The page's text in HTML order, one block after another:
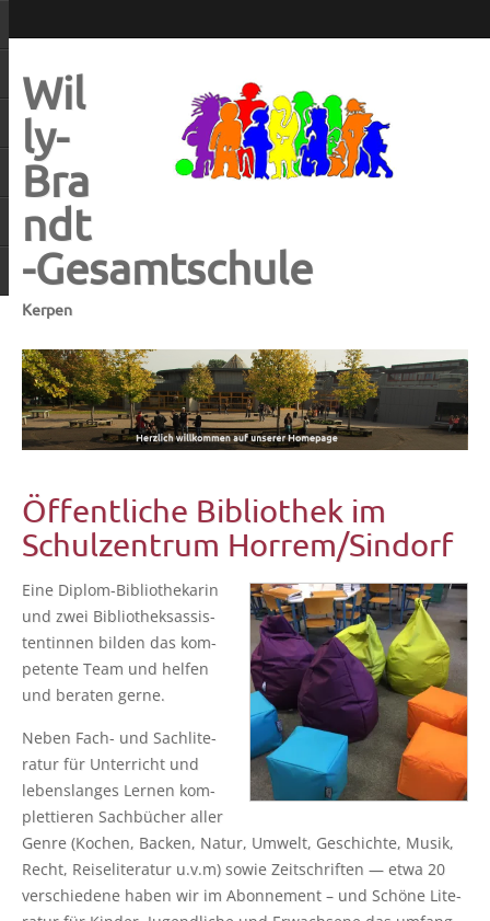
Wil
ly-
Bra
ndt
-Gesamtschule
Kerpen
Öffentliche Bibliothek im
Schulzentrum Horrem/Sindorf
Eine Diplom-Biblio­the­ka­rin
und zwei Biblio­theks­as­sis­
ten­tin­nen bil­den das kom­
pe­ten­te Team und hel­fen
und bera­ten gerne.
Neben Fach- und Sach­li­te­
ra­tur für Unter­richt und
lebens­lan­ges Ler­nen kom­
plet­tie­ren Sach­bü­cher aller
Gen­re (Kochen, Backen, Natur, Umwelt, Geschich­te, Musik,
Recht, Rei­se­li­te­ra­tur u.v.m) sowie Zeit­schrif­ten — etwa 20
ver­schie­de­ne haben wir im Abon­ne­ment – und Schö­ne Lite­